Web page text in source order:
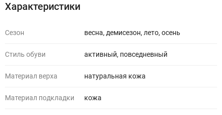
Характеристики
Сезон весна, демисезон, лето, осень
Стиль обуви активный, повседневный
Материал верха натуральная кожа
Материал подкладки кожа